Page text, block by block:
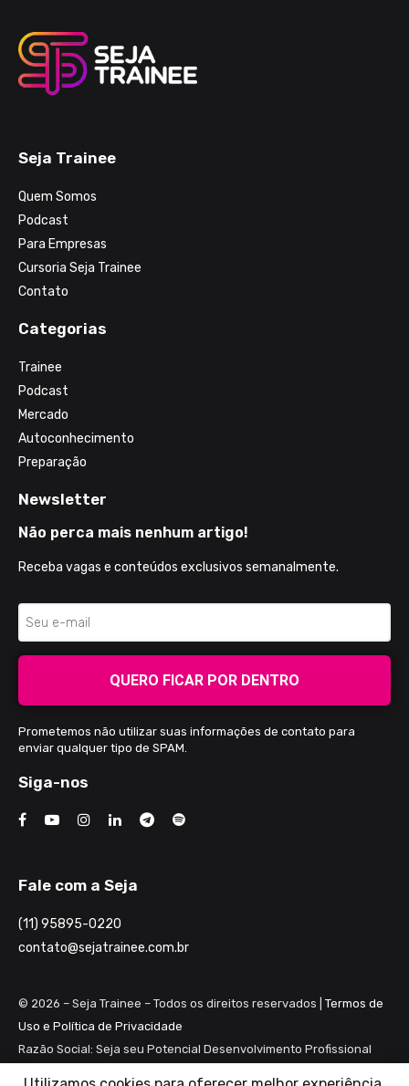
Seja Trainee
Quem Somos
Podcast
Para Empresas
Cursoria Seja Trainee
Contato
Categorias
Trainee
Podcast
Mercado
Autoconhecimento
Preparação
Newsletter
Não perca mais nenhum artigo!
Receba vagas e conteúdos exclusivos semanalmente.
QUERO FICAR POR DENTRO
Prometemos não utilizar suas informações de contato para
enviar qualquer tipo de SPAM.
Siga-nos
Fale com a Seja
(11) 95895-0220
contato@sejatrainee.com.br
© 2026 – Seja Trainee – Todos os direitos reservados | Termos de
Uso e Política de Privacidade
Razão Social: Seja seu Potencial Desenvolvimento Profissional